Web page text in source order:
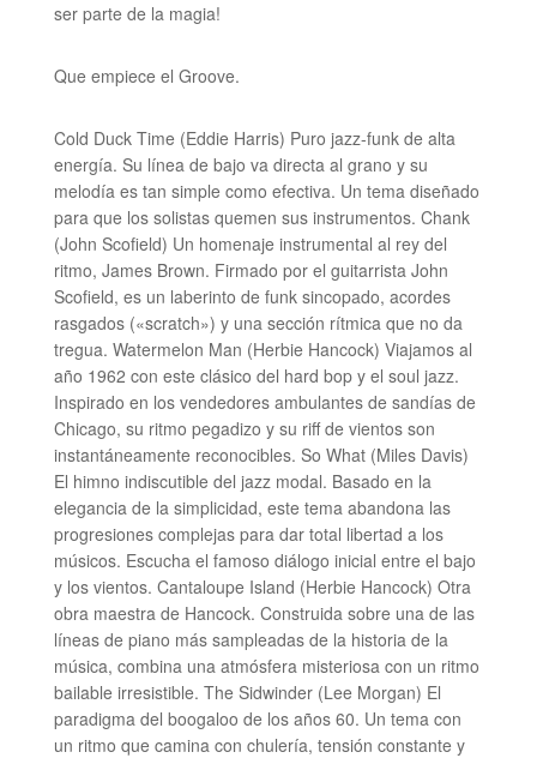
ser parte de la magia!
Que empiece el Groove.
Cold Duck Time (Eddie Harris) Puro jazz-funk de alta
energía. Su línea de bajo va directa al grano y su
melodía es tan simple como efectiva. Un tema diseñado
para que los solistas quemen sus instrumentos. Chank
(John Scofield) Un homenaje instrumental al rey del
ritmo, James Brown. Firmado por el guitarrista John
Scofield, es un laberinto de funk sincopado, acordes
rasgados («scratch») y una sección rítmica que no da
tregua. Watermelon Man (Herbie Hancock) Viajamos al
año 1962 con este clásico del hard bop y el soul jazz.
Inspirado en los vendedores ambulantes de sandías de
Chicago, su ritmo pegadizo y su riff de vientos son
instantáneamente reconocibles. So What (Miles Davis)
El himno indiscutible del jazz modal. Basado en la
elegancia de la simplicidad, este tema abandona las
progresiones complejas para dar total libertad a los
músicos. Escucha el famoso diálogo inicial entre el bajo
y los vientos. Cantaloupe Island (Herbie Hancock) Otra
obra maestra de Hancock. Construida sobre una de las
líneas de piano más sampleadas de la historia de la
música, combina una atmósfera misteriosa con un ritmo
bailable irresistible. The Sidwinder (Lee Morgan) El
paradigma del boogaloo de los años 60. Un tema con
un ritmo que camina con chulería, tensión constante y